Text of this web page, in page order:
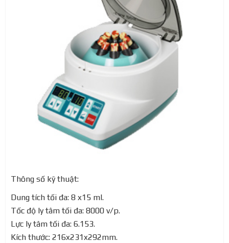
Thông số kỹ thuật:
Dung tích tối đa: 8 x15 ml.
Tốc độ ly tâm tối đa: 8000 v/p.
Lực ly tâm tối đa: 6.153.
Kích thước: 216x231x292mm.